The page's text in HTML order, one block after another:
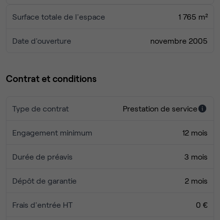
Surface totale de l'espace 1 765 m²
Date d'ouverture novembre 2005
Contrat et conditions
Type de contrat Prestation de service
Engagement minimum 12 mois
Durée de préavis 3 mois
Dépôt de garantie 2 mois
Frais d'entrée HT 0 €